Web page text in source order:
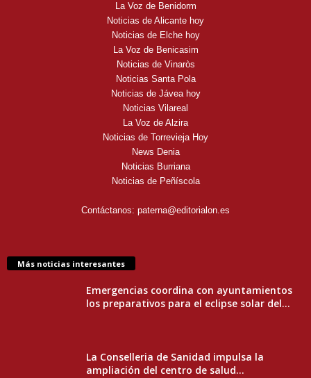
La Voz de Benidorm
Noticias de Alicante hoy
Noticias de Elche hoy
La Voz de Benicasim
Noticias de Vinaròs
Noticias Santa Pola
Noticias de Jávea hoy
Noticias Vilareal
La Voz de Alzira
Noticias de Torrevieja Hoy
News Denia
Noticias Burriana
Noticias de Peñíscola
Contáctanos: paterna@editorialon.es
Más noticias interesantes
Emergencias coordina con ayuntamientos
los preparativos para el eclipse solar del...
La Conselleria de Sanidad impulsa la
ampliación del centro de salud...